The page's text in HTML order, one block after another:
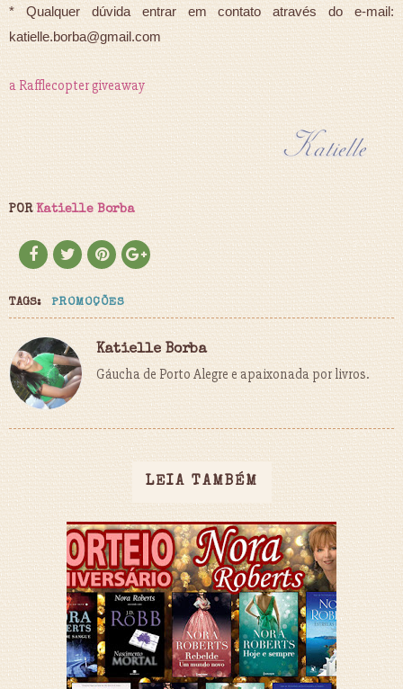
* Qualquer dúvida entrar em contato através do e-mail:
katielle.borba@gmail.com
a Rafflecopter giveaway
PORKatielle Borba
TAGS: PROMOÇÕES
Katielle Borba
Gáucha de Porto Alegre e apaixonada por livros.
LEIA TAMBÉM